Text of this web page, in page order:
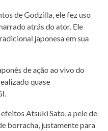
de Godzilla, ele fez uso
atrás do ator. Ele
japonesa em sua
de ação ao vivo do
quase
Atsuki Sato, a pele de
borracha, justamente para